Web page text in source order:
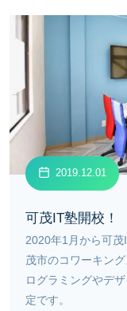
2019.12.01
可茂IT塾開校！
2020年1月から可
茂市のコワーキン
ログラミングやデ
定です。